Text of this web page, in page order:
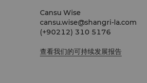
Cansu Wise
cansu.wise@shangri-la.com
(+90212) 310 5176
查看我们的可持续发展报告